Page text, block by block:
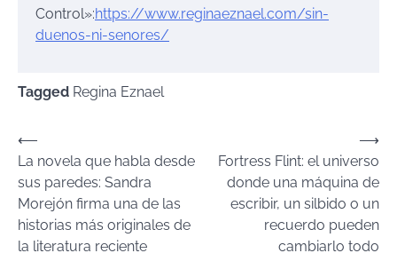
Control»:https://www.reginaeznael.com/sin-
duenos-ni-senores/
Tagged Regina Eznael
Navegación
de
entradas
⟵
La novela que habla desde
sus paredes: Sandra
Morejón firma una de las
historias más originales de
la literatura reciente
Fortress Flint: el universo
donde una máquina de
escribir, un silbido o un
recuerdo pueden
cambiarlo todo
⟶